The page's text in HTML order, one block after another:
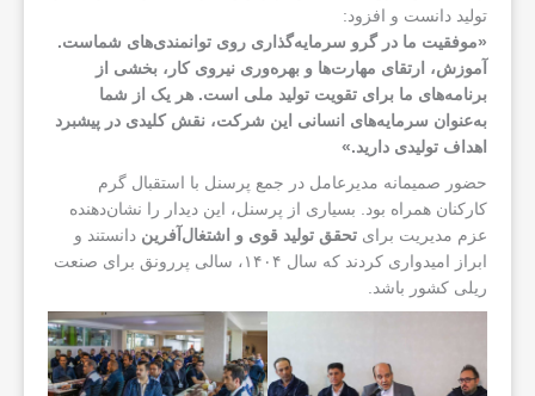
تولید دانست و افزود:
«موفقیت ما در گرو سرمایه‌گذاری روی توانمندی‌های شماست.
آموزش، ارتقای مهارت‌ها و بهره‌وری نیروی کار، بخشی از
برنامه‌های ما برای تقویت تولید ملی است. هر یک از شما
به‌عنوان سرمایه‌های انسانی این شرکت، نقش کلیدی در پیشبرد
اهداف تولیدی دارید.
»
حضور صمیمانه مدیرعامل در جمع پرسنل با استقبال گرم
کارکنان همراه بود. بسیاری از پرسنل، این دیدار را نشان‌دهنده
عزم مدیریت برای تحقق تولید قوی و اشتغال‌آفرین دانستند و
ابراز امیدواری کردند که سال ۱۴۰۴، سالی پررونق برای صنعت
ریلی کشور باشد.